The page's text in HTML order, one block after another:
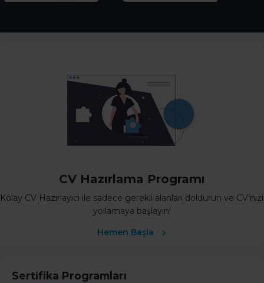
CV Hazırlama Programı
Kolay CV Hazırlayıcı ile sadece gerekli alanları doldurun ve CV’nizi
yollamaya başlayın!
Hemen Başla
Sertifika Programları